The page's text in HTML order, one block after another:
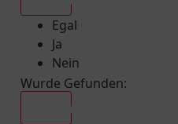
Egal
Ja
Nein
Wurde Gefunden: